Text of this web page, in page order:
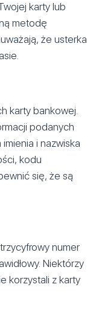
karty lub
metodę
że usterka
karty bankowej.
podanych
i nazwiska
kodu
się, że są
numer
Niektórzy
korzystali z karty